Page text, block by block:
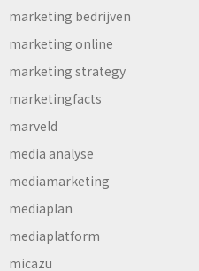
marketing bedrijven
marketing online
marketing strategy
marketingfacts
marveld
media analyse
mediamarketing
mediaplan
mediaplatform
micazu